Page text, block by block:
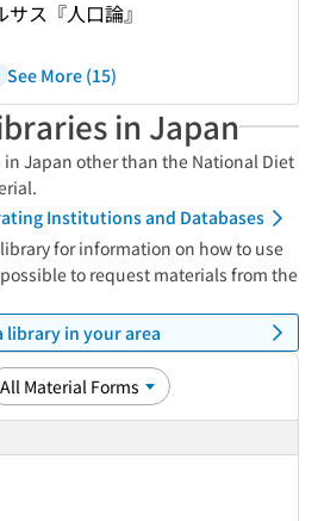
ス『人口論』
See More (15)
in Japan
Japan other than the National Diet
Institutions and Databases
for information on how to use
to request materials from the
library in your area